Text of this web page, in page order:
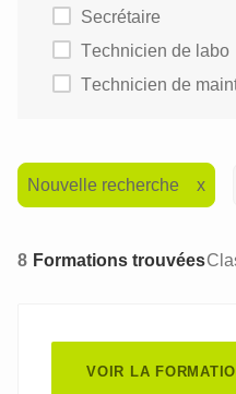
Secrétaire
Technicien de labo
Technicien de
Nouvelle recherche
8 Formations trouvées
VOIR LA